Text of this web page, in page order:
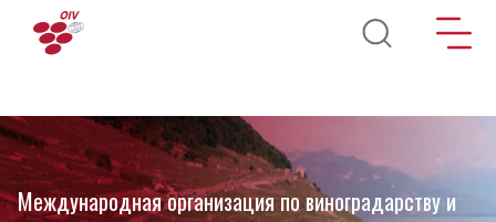
Перейти к основному содержанию
Международная организация по виноградарству и